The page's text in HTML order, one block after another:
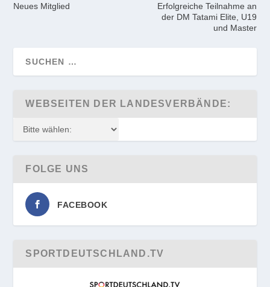
Neues Mitglied
Erfolgreiche Teilnahme an
der DM Tatami Elite, U19
und Master
WEBSEITEN DER LANDESVERBÄNDE:
FOLGE UNS
FACEBOOK
SPORTDEUTSCHLAND.TV